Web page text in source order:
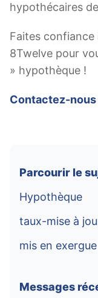
hypothécaires
Faites
8Twelve pour
» hypothèque !
Contactez-
Parcourir le
Hypothèque
taux-mise à
mis en exergue
Messages